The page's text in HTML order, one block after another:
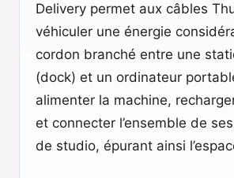
Delivery permet aux câbles
véhiculer une énergie
cordon branché entre une
(dock) et un ordinateur
alimenter la machine,
et connecter l’ensemble de
de studio, épurant ainsi